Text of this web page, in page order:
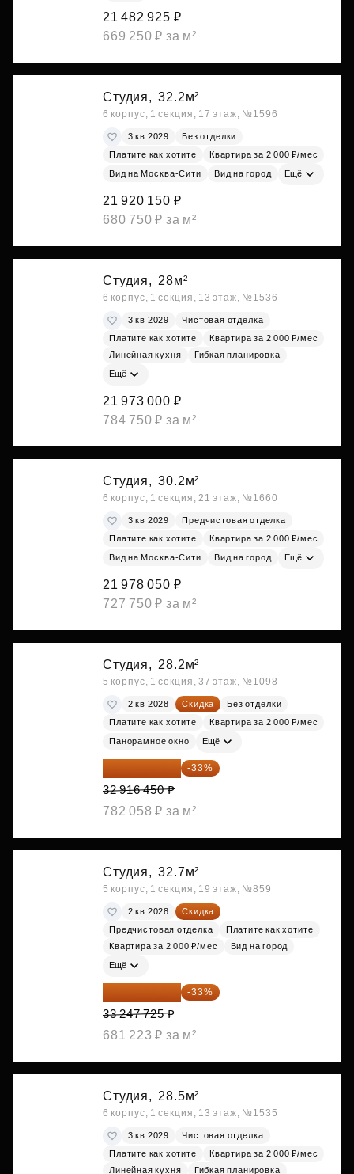
21 482 925 ₽
669 250 ₽ за м²
Студия, 32.2м²
6 корпус, 1 секция, 17 этаж, №1596
3 кв 2029
Без отделки
Платите как хотите
Квартира за 2 000 ₽/мес
Вид на Москва-Сити Вид на город Ещё
21 920 150 ₽
680 750 ₽ за м²
Студия, 28м²
6 корпус, 1 секция, 13 этаж, №1536
3 кв 2029
Чистовая отделка
Платите как хотите
Квартира за 2 000 ₽/мес
Линейная кухня
Гибкая планировка
Ещё
21 973 000 ₽
784 750 ₽ за м²
Студия, 30.2м²
6 корпус, 1 секция, 21 этаж, №1660
3 кв 2029
Предчистовая отделка
Платите как хотите
Квартира за 2 000 ₽/мес
Вид на Москва-Сити Вид на город Ещё
21 978 050 ₽
727 750 ₽ за м²
Студия, 28.2м²
5 корпус, 1 секция, 37 этаж, №1098
2 кв 2028 Скидка
Без отделки
Платите как хотите
Квартира за 2 000 ₽/мес
Панорамное окно Ещё
22 054 022 ₽ -33%
32 916 450 ₽
782 058 ₽ за м²
Студия, 32.7м²
5 корпус, 1 секция, 19 этаж, №859
2 кв 2028
Скидка
Предчистовая отделка
Платите как хотите
Квартира за 2 000 ₽/мес
Вид на город
Ещё
22 275 976 ₽ -33%
33 247 725 ₽
681 223 ₽ за м²
Студия, 28.5м²
6 корпус, 1 секция, 13 этаж, №1535
3 кв 2029
Чистовая отделка
Платите как хотите
Квартира за 2 000 ₽/мес
Линейная кухня
Гибкая планировка